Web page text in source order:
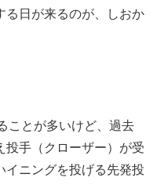
る日が来るのが、しおか
ことが多いけど、過去
投手（クローザー）が受
イニングを投げる先発投